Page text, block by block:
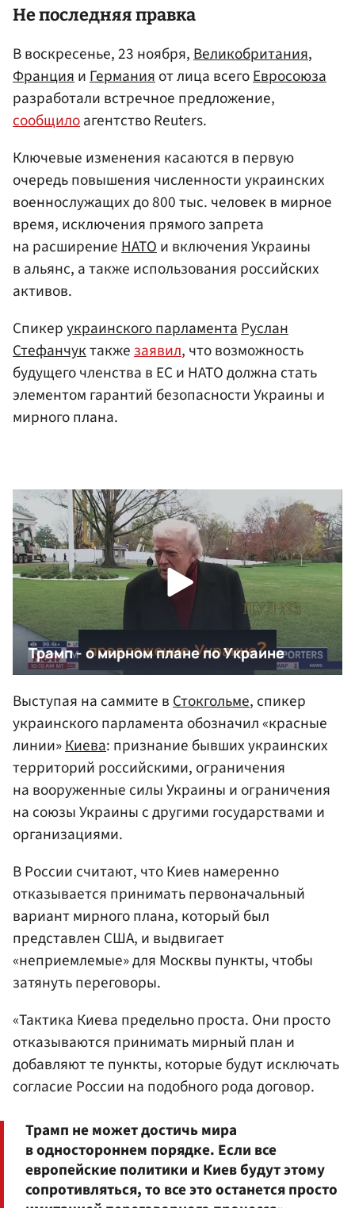
Не последняя правка
В воскресенье, 23 ноября,Великобритания,
ФранцияиГерманияот лица всегоЕвросоюза
разработали встречное предложение,
сообщилоагентство Reuters.
Ключевые изменения касаются в первую
очередь повышения численности украинских
военнослужащих до 800 тыс. человек в мирное
время, исключения прямого запрета
на расширениеНАТОи включения Украины
в альянс, а также использования российских
активов.
Спикерукраинского парламентаРуслан
Стефанчуктакжезаявил, что возможность
будущего членства в ЕС и НАТО должна стать
элементом гарантий безопасности Украины и
мирного плана.
Выступая на саммите вСтокгольме, спикер
украинского парламента обозначил «красные
линии»Киева: признание бывших украинских
территорий российскими, ограничения
на вооруженные силы Украины и ограничения
на союзы Украины с другими государствами и
организациями.
В России считают, что Киев намеренно
отказывается принимать первоначальный
вариант мирного плана, который был
представлен США, и выдвигает
«неприемлемые» для Москвы пункты, чтобы
затянуть переговоры.
«Тактика Киева предельно проста. Они просто
отказываются принимать мирный план и
добавляют те пункты, которые будут исключать
согласие России на подобного рода договор.
Трамп не может достичь мира
в одностороннем порядке. Если все
европейские политики и Киев будут этому
сопротивляться, то все это останется просто